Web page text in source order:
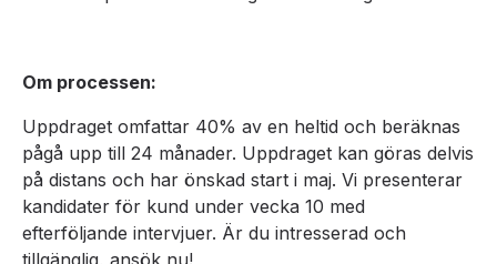
Om processen:
Uppdraget omfattar 40% av en heltid och beräknas
pågå upp till 24 månader. Uppdraget kan göras delvis
på distans och har önskad start i maj. Vi presenterar
kandidater för kund under vecka 10 med
efterföljande intervjuer. Är du intresserad och
tillgänglig, ansök nu!